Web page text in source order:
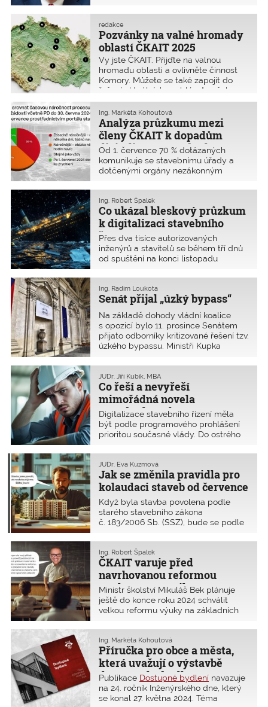
ledy pohnuly, protože vedení HZS na
naši výzvu zareagovalo a koncem
listopadu jsme s kolegy Dospivou
a Klegou je
Pozvánky na valné hromady
oblastí ČKAIT 2025
redakce
Vy jste ČKAIT. Přijďte na valnou
hromadu oblasti a ovlivněte činnost
Komory. Můžete se také zapojit do
řešení aktuálních problémů vašeho
oboru autorizace a celého odvětví
prostřednictvím profesních aktivů.
Letos nás opět čeká připomínkování
právních předpisů, zejména
novelizace vyhlášek, otázky
dostupného bydlení, spolupráce AO s
IZS ...
Analýza průzkumu mezi
členy ČKAIT k dopadům
digitalizace stavebního
řízení (DSŘ)
Ing. Markéta Kohoutová
Od 1. července 70 % dotázaných
komunikuje se stavebnímu úřady a
dotčenými orgány nezákonným
stavebníka (PSS). Vyplynulo to mimo
jiné z průzkumu, který probíhal ve
dnech 26. listopadu až 8. prosince
2024 a zúčastnilo se ho 2 134
autorizovaných osob, z toho 1 492
inženýrů a 617 techniků a stavitelů.
Obsahoval 18 otázek, které v
některých případech umožňovaly
Co ukázal bleskový průzkum
k digitalizaci stavebního
řízení
Ing. Robert Špalek
Přes dva tisíce autorizovaných
inženýrů a stavitelů se během tří dnů
od spuštění na konci listopadu
s digitalizací stavebního řízení (DSŘ).
Nebývalé! Jde o dvojnásobný počet
odpovědí než zkraje roku 2024, kdy
skutečnou délkou povolovacího řízení
v Česku.
Senát přijal „úzký bypass“
Ing. Radim Loukota
Na základě dohody vládní koalice
s opozicí bylo 11. prosince Senátem
přijato odborníky kritizované řešení tzv.
úzkého bypassu. Ministři Kupka
v pátek 13. prosince, tedy až dva dny
po schválení Senátem, bude funkce
ukládání projektové dokumentace na
Portálu stavebníka plně funkční
a spolehlivá. Již zbývá jen vyčkat na
podpis prezidenta a v praxi ověřit, že
sliby byly naplněny.
Co řeší a nevyřeší
mimořádná novela
stavebního zákona?
JUDr. Jiří Kubík, MBA
Digitalizace stavebního řízení měla
být podle programového prohlášení
prioritou současné vlády. Do ostrého
systémy státní správy se zcela
zásadními nedostatky, které nebyly
nahodilé, ale šlo o strukturální
problémy celého návrhu. To se
v bezprecedentní zpomalení státní
správy v této oblasti a ohrozilo sektor
stavebnictví na území našeho státu.
Jak se změnila pravidla pro
kolaudaci staveb od července
2024?
JUDr. Eva Kuzmová
Když byla stavba povolena podle
starého stavebního zákona
č. 183/2006 Sb. (SSZ), bude se podle
Co změnil nový stavební zákon
č. 283/2021 Sb. (NSZ)? Jaké stavby se
vlastně nyní kolaudují a podle jakého
zákona? Kdo kolauduje stavby?
Postup kolaudace podle NSZ může
působit nejasně.
ČKAIT varuje před
navrhovanou reformou
výuky matematiky
v základních školách
Ing. Robert Špalek
Ministr školství Mikuláš Bek plánuje
ještě do konce roku 2024 schválit
velkou reformu výuky na základních
znalosti matematiky. Zlepšit výuku
matematiky je nutné. Připravovaná
reforma matematiky však s vysokou
pravděpodobností nedopadne dobře
a navrhovaná opatření mohou vést
paradoxně k pravému opaku,
k dalšímu propadu schopnosti
aplikovat a používat matematiku
Příručka pro obce a města,
která uvažují o výstavbě
dostupného bydlení
Ing. Markéta Kohoutová
Publikace Dostupné bydlení navazuje
na 24. ročník Inženýrského dne, který
se konal 27. května 2024. Téma